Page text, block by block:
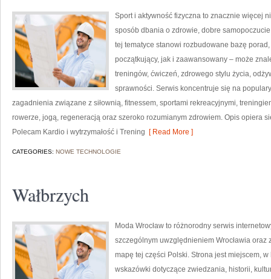
Sport i aktywność fizyczna to znacznie więcej
sposób dbania o zdrowie, dobre
tej tematyce stanowi rozbudowane bazę
początkujący, jak i zaawansowany – może
treningów, ćwiczeń, zdrowego stylu życia,
sprawności. Serwis koncentruje się na
zagadnienia związane z siłownią, fitnessem, sportami rekreacyjnymi,
rowerze, jogą, regeneracją oraz szeroko rozumianym zdrowiem. Opis opiera
Polecam Kardio i wytrzymałość i Trening [ Read More ]
CATEGORIES: NOWE TECHNOLOGIE
Wałbrzych
Moda Wrocław to różnorodny serwis
szczególnym uwzględnieniem Wrocławia
mapę tej części Polski. Strona jest miejscem,
wskazówki dotyczące zwiedzania, historii,